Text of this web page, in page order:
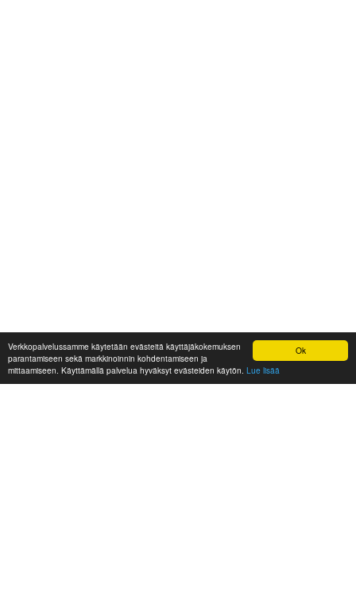
Ok
Verkkopalvelussamme käytetään evästeitä käyttäjäkokemuksen
parantamiseen sekä markkinoinnin kohdentamiseen ja
mittaamiseen. Käyttämällä palvelua hyväksyt evästeiden käytön. Lue lisää